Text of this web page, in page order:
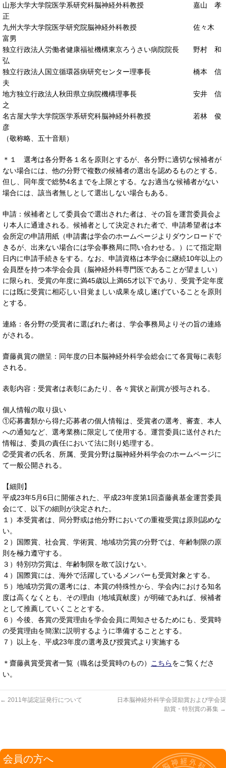
山形大学大学院医学系研究科脳神経外科教授 嘉山 孝
正
九州大学大学院医学研究院脳神経外科教授 佐々木
富男
独立行政法人労働者健康福祉機構東京ろうさい病院院長 野村 和
弘
独立行政法人国立循環器病研究センター理事長 橋本 信
夫
地方独立行政法人秋田県立病院機構理事長 安井 信
之
名古屋大学大学院医学系研究科脳神経外科教授 若林 俊
彦
（敬称略、五十音順）
＊１ 選考は各分野各１名を原則とするが、各分野に適切な候補者が
ない場合には、他の分野で複数の候補者の選出を認めるものとする。
但し、同年度で総勢4名までを上限とする。なお適当な候補者がない
場合には、該当者無しとして選出しない場合もある。
申請：候補者として委員会で選出された者は、その旨を運営委員会よ
り本人に通達される。候補者として決定された者で、申請希望者は本
会所定の申請用紙（申請書は学会のホームページよりダウンロードで
きるが、出来ない場合には学会事務局に問い合わせる。）にて指定期
日内に申請手続きをする。なお、申請資格は本学会に継続10年以上の
会員歴を持つ本学会会員（脳神経外科専門医であることが望ましい）
に限られ、受賞の年度に満45歳以上満65才以下であり、受賞予定年度
には既に受賞に相応しい目覚ましい成果を成し遂げていることを原則
とする。
連絡：各分野の受賞者に選ばれた者は、学会事務局よりその旨の連絡
がされる。
齋藤眞賞の贈呈：同年度の日本脳神経外科学会総会にて各賞毎に表彰
される。
表彰内容：受賞者は表彰にあたり、各々賞状と副賞が授与される。
個人情報の取り扱い
①応募書類から得た応募者の個人情報は、受賞者の選考、審査、本人
への通知など、選考業務に限定して使用する。運営委員に送付された
情報は、委員の責任において法に則り処理する。
②受賞者の氏名、所属、受賞分野は脳神経外科学会のホームページに
て一般公開される。
【細則】
平成23年5月6日に開催された、平成23年度第1回斎藤眞基金運営委員
会にて、以下の細則が決定された。
１）本受賞者は、同分野或は他分野においての重複受賞は原則認めな
い。
２）国際賞、社会賞、学術賞、地域功労賞の分野では、年齢制限の原
則を極力遵守する。
３）特別功労賞は、年齢制限を敢て設けない。
４）国際賞には、海外で活躍しているメンバーも受賞対象とする。
５）地域功労賞の選考には、本賞の特殊性から、学会内における知名
度は高くなくとも、その理由（地域貢献度）が明確であれば、候補者
として推薦していくこととする。
６）今後、各賞の受賞理由を学会会員に周知させるためにも、受賞時
の受賞理由を簡潔に説明するように準備することとする。
７）以上を、平成23年度の選考及び授賞式より実施する
＊齋藤眞賞受賞者一覧（職名は受賞時のもの） こちらをご覧くださ
い。
← 2011年認定証発行について
日本脳神経外科学会奨励賞および学会奨
励賞・特別賞の募集 →
会員の方へ